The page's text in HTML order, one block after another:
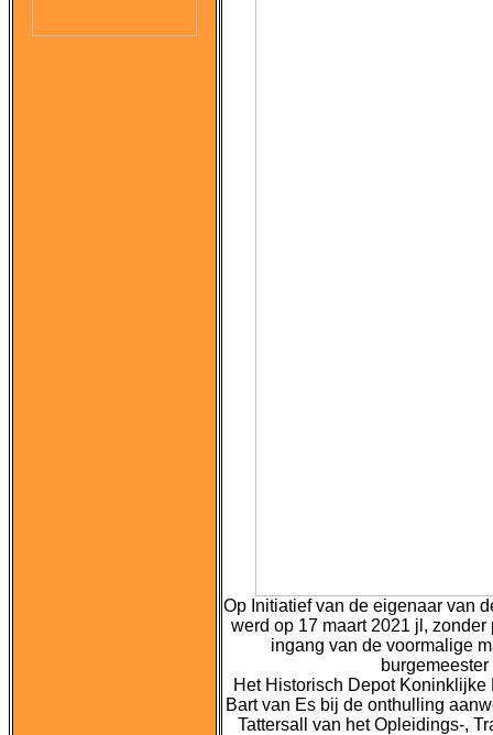
Op Initiatief van de eigenaar van
werd op 17 maart 2021 jl,
ingang van de voormalige
Het Historisch Depot
Bart van Es bij de onthulling
Tattersall van hetOpleidings-,